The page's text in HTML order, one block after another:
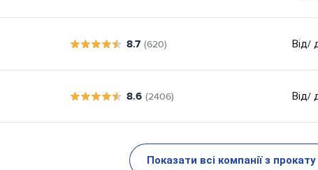
8.7 (620) Від/
8.6 (2406) Від/
Показати всі компанії з прокату